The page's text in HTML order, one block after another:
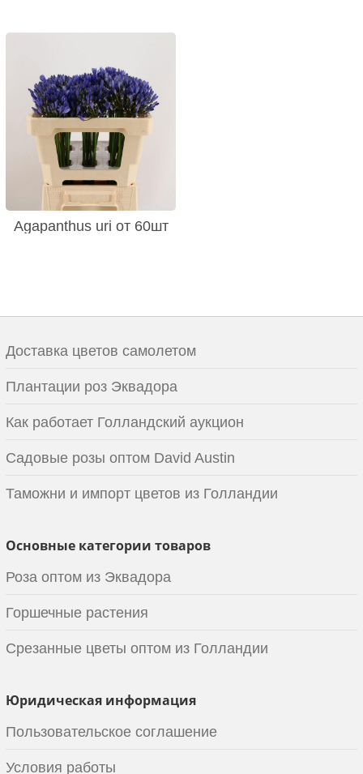
Agapanthus uri от 60шт
Доставка цветов самолетом
Плантации роз Эквадора
Как работает Голландский аукцион
Садовые розы оптом David Austin
Таможни и импорт цветов из Голландии
Основные категории товаров
Роза оптом из Эквадора
Горшечные растения
Срезанные цветы оптом из Голландии
Юридическая информация
Пользовательское соглашение
Условия работы